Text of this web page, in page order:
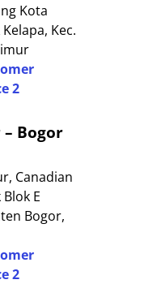
Kota
Kec.
2
Bogor
Canadian
E
Bogor,
2